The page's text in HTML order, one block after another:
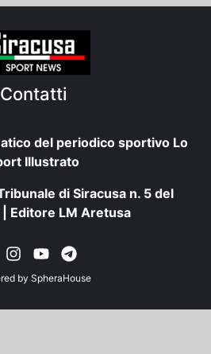
Contatti
del periodico sportivo Lo
Illustrato
di Siracusa n. 5 del
Editore LM Aretusa
by SpheraHouse